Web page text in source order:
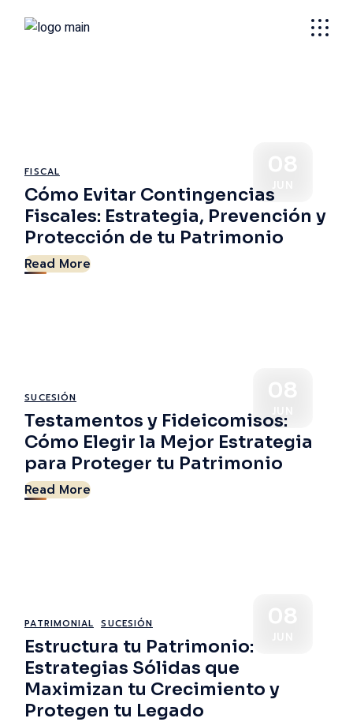
FISCAL
Cómo Evitar Contingencias
Fiscales: Estrategia, Prevención y
Protección de tu Patrimonio
Read More
SUCESIÓN
Testamentos y Fideicomisos:
Cómo Elegir la Mejor Estrategia
para Proteger tu Patrimonio
Read More
PATRIMONIAL SUCESIÓN
Estructura tu Patrimonio:
Estrategias Sólidas que
Maximizan tu Crecimiento y
Protegen tu Legado